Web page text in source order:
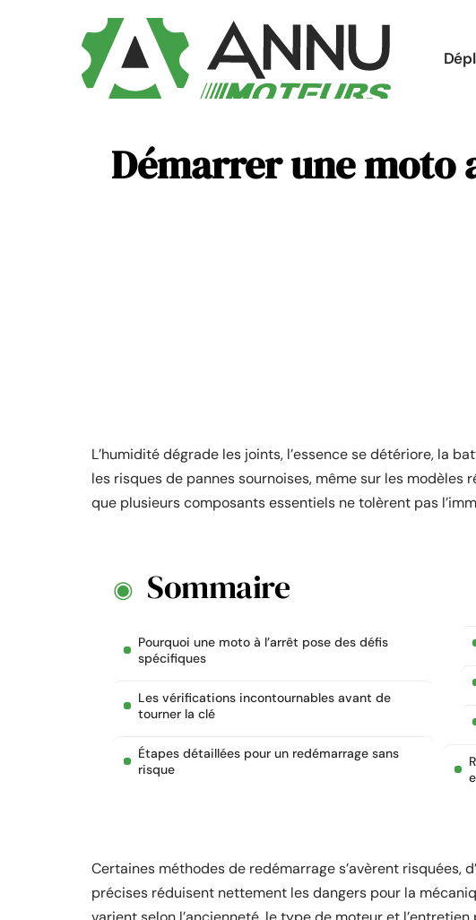
Démarrer une moto
L’humidité dégrade les joints, l’essence se détériore, la
les risques de pannes sournoises, même sur les modèles
que plusieurs composants essentiels ne tolèrent pas
Sommaire
Pourquoi une moto à l’arrêt pose des défis
spécifiques
Les vérifications incontournables avant de
tourner la clé
Étapes détaillées pour un redémarrage sans
risque
Certaines méthodes de redémarrage s’avèrent risquées,
précises réduisent nettement les dangers pour la